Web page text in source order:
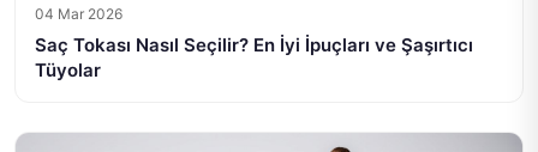
04 Mar 2026
Saç Tokası Nasıl Seçilir? En İyi İpuçları ve Şaşırtıcı
Tüyolar